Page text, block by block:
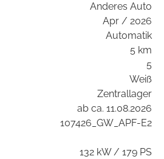
Anderes Auto
Apr / 2026
Automatik
5 km
5
Weiß
Zentrallager
ab ca. 11.08.2026
107426_GW_APF-E2
132 kW / 179 PS